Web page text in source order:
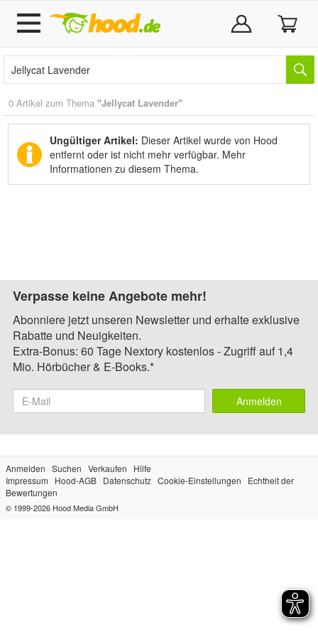
0 Artikel zum Thema "Jellycat Lavender"
Ungültiger Artikel: Dieser Artikel wurde von Hood
entfernt oder ist nicht mehr verfügbar. Mehr
Informationen zu diesem Thema.
Verpasse keine Angebote mehr!
Abonniere jetzt unseren Newsletter und erhalte exklusive
Rabatte und Neuigkeiten.
Extra-Bonus: 60 Tage Nextory kostenlos - Zugriff auf 1,4
Mio. Hörbücher & E-Books.*
Anmelden
Anmelden Suchen Verkaufen
Hilfe
Impressum
Hood-AGB Datenschutz Cookie-Einstellungen
Echtheit der
Bewertungen
© 1999-2026 Hood Media GmbH